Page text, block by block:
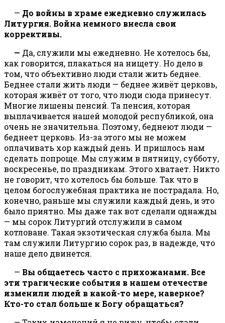
— До войны в храме ежедневно служилась
Литургия. Война немного внесла свои
коррективы.
— Да, служили мы ежедневно. Не хотелось бы,
как говорится, плакаться на нищету. Но дело в
том, что объективно люди стали жить беднее.
Беднее стали жить люди — беднее живёт церковь,
которая живёт от того, что люди сюда принесут.
Многие лишены пенсий. Та пенсия, которая
выплачивается нашей молодой республикой, она
очень не значительна. Поэтому, беднеют люди —
беднеет церковь. Из-за этого мы не можем
оплачивать хор каждый день. И пришлось нам
сделать попроще. Мы служим в пятницу, субботу,
воскресенье, по праздникам. Этого хватает. Никто
не говорит, что хотелось бы больше. Так что в
целом богослужебная практика не пострадала. Но,
конечно, раньше мы служили каждый день, и это
было приятно. Мы даже так вот сделали однажды
— мы сорок Литургий отслужили в самом
котловане. Такая экзотическая служба была. Мы
там служили Литургию сорок раз, в надежде, что
наше дело двинется.
— Вы общаетесь часто с прихожанами. Все
эти трагические события в нашем отечестве
изменили людей в какой-то мере, наверное?
Кто-то стал больше к Богу обращаться?